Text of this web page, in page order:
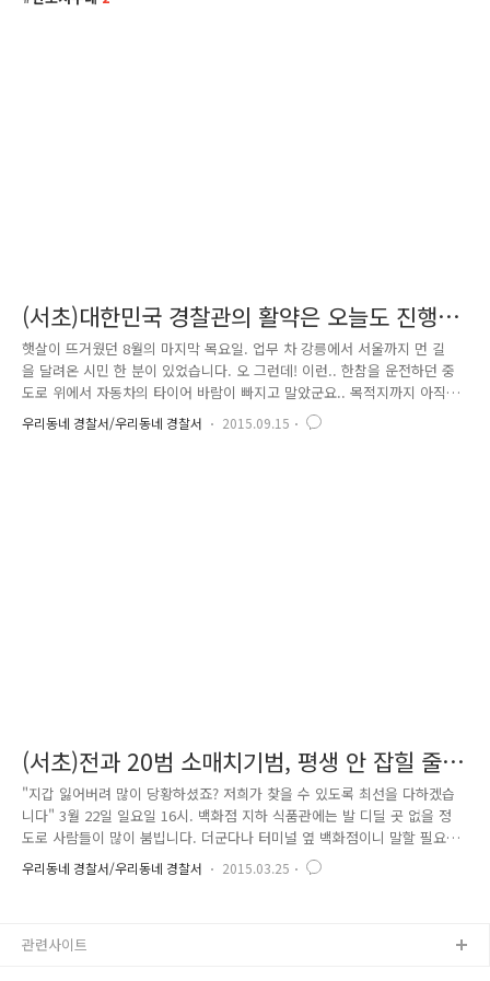
(서초)대한민국 경찰관의 활약은 오늘도 진행형
^^
햇살이 뜨거웠던 8월의 마지막 목요일. 업무 차 강릉에서 서울까지 먼 길
을 달려온 시민 한 분이 있었습니다. 오 그런데! 이런.. 한참을 운전하던 중
도로 위에서 자동차의 타이어 바람이 빠지고 말았군요.. 목적지까지 아직
갈 길이 남았는데 난감하기도 하여라... 일단 시민은 차량을 갓길에 정차하
고 보험회사에 연락을 하였습니다. “네, 선생님. 운전 중에 자동차 타이어
우리동네 경찰서/우리동네 경찰서 2015.09.15
(서초)전과 20범 소매치기범, 평생 안 잡힐 줄
알았지?!!
"지갑 잃어버려 많이 당황하셨죠? 저희가 찾을 수 있도록 최선을 다하겠습
니다" 3월 22일 일요일 16시. 백화점 지하 식품관에는 발 디딜 곳 없을 정
도로 사람들이 많이 붐빕니다. 더군다나 터미널 옆 백화점이니 말할 필요
없겠죠?? 이런 점을 틈타 '나쁜 손'이 소매치기를 하러 출현 하였습니다.
누가 좋을까~~ 오~ 아주머니 가방이 열려있군..으흐흐 사진 속 파란잠바 입
는라 정신이 없던 차에 핸드백 안 지갑을 꺼내 절취한 것이었는데요. 사건
우리동네 경찰서/우리동네 경찰서 2015.03.25
관련사이트